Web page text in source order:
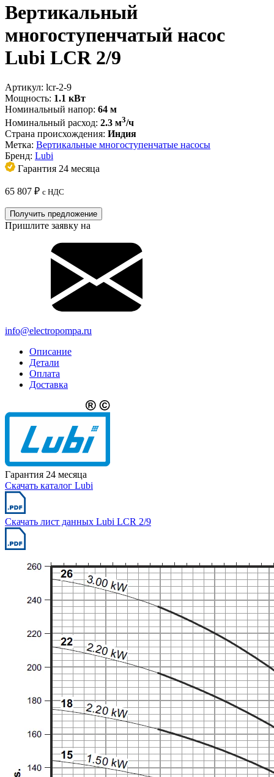
Вертикальный
многоступенчатый насос
Lubi LCR 2/9
Артикул: lcr-2-9
Мощность: 1.1 кВт
Номинальный напор: 64 м
Номинальный расход: 2.3 м3/ч
Страна происхождения: Индия
Метка: Вертикальные многоступенчатые насосы
Бренд: Lubi
Гарантия 24 месяца
65 807 ₽ с НДС
Получить предложение
Пришлите заявку на
info@electropompa.ru
Описание
Детали
Оплата
Доставка
Гарантия 24 месяца
Скачать каталог Lubi
Скачать лист данных Lubi LCR 2/9